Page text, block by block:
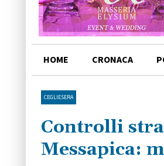
HOME CRONACA
CEGLIESERA
Controlli
Messapica: